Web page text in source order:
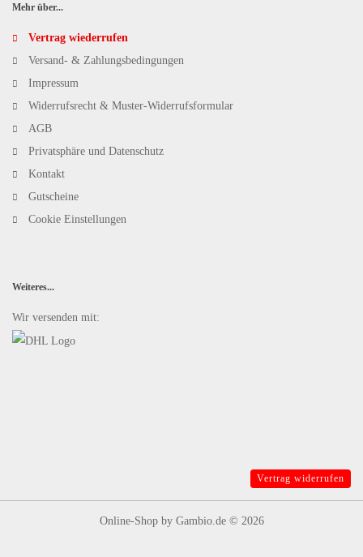
Mehr über...
Vertrag wiederrufen
Versand- & Zahlungsbedingungen
Impressum
Widerrufsrecht & Muster-Widerrufsformular
AGB
Privatsphäre und Datenschutz
Kontakt
Gutscheine
Cookie Einstellungen
Weiteres...
Wir versenden mit:
Vertrag widerrufen
Online-Shopby Gambio.de © 2026